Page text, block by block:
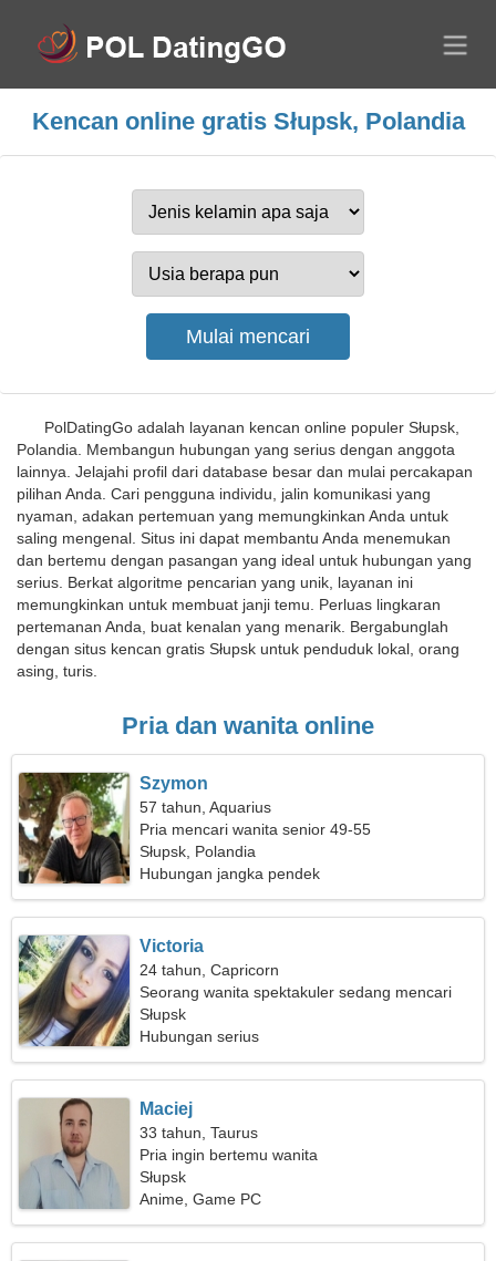
Kencan online gratis Słupsk, Polandia
PolDatingGo adalah layanan kencan online populer Słupsk,
Polandia. Membangun hubungan yang serius dengan anggota
lainnya. Jelajahi profil dari database besar dan mulai percakapan
pilihan Anda. Cari pengguna individu, jalin komunikasi yang
nyaman, adakan pertemuan yang memungkinkan Anda untuk
saling mengenal. Situs ini dapat membantu Anda menemukan
dan bertemu dengan pasangan yang ideal untuk hubungan yang
serius. Berkat algoritme pencarian yang unik, layanan ini
memungkinkan untuk membuat janji temu. Perluas lingkaran
pertemanan Anda, buat kenalan yang menarik. Bergabunglah
dengan situs kencan gratis Słupsk untuk penduduk lokal, orang
asing, turis.
Pria dan wanita online
Szymon
57 tahun, Aquarius
Pria mencari wanita senior 49-55
Słupsk, Polandia
Hubungan jangka pendek
Victoria
24 tahun, Capricorn
Seorang wanita spektakuler sedang mencari
seseorang seperti Anda
Słupsk
Hubungan serius
Maciej
33 tahun, Taurus
Pria ingin bertemu wanita
Słupsk
Anime, Game PC